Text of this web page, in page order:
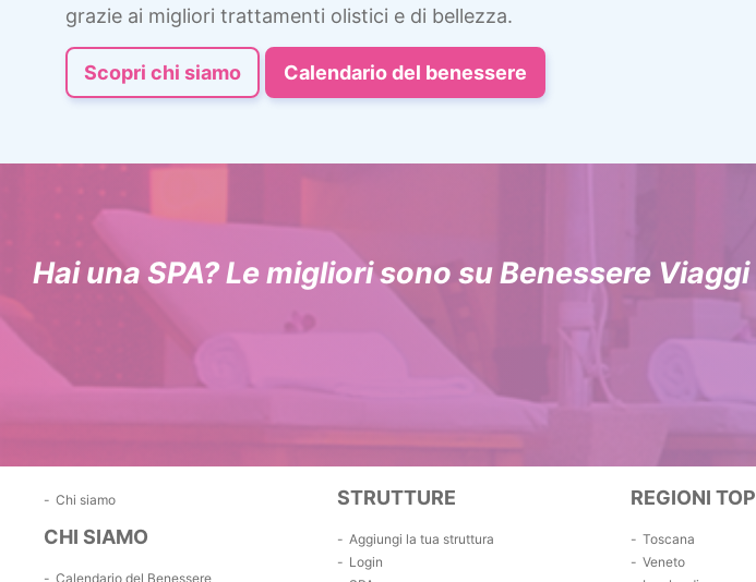
grazie ai migliori trattamenti olistici e di bellezza.
Scopri chi siamo Calendario del benessere
Hai una SPA? Le migliori sono su Benessere Viaggi
Chi siamo
CHI SIAMO
Calendario del Benessere
STRUTTURE
Aggiungi la tua struttura
Login
REGIONI TOP
Toscana
Veneto